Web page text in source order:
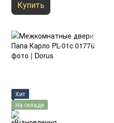
Купить
Хит
На складе